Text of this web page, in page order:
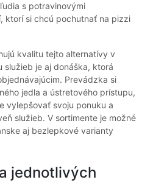
s potravinovými
ktorí si chcú pochutnať na pizzi
kvalitu tejto alternatívy v
služieb je aj donáška, ktorá
Prevádzka si
jedla a ústretového prístupu,
vylepšovať svoju ponuku a
služieb. V sortimente je možné
aj bezlepkové varianty
jednotlivých